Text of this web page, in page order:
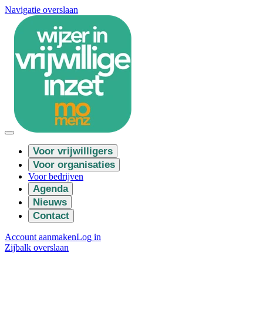
Navigatie overslaan
Voor vrijwilligers
Voor organisaties
Voor bedrijven
Agenda
Nieuws
Contact
Account aanmakenLog in
Zijbalk overslaan